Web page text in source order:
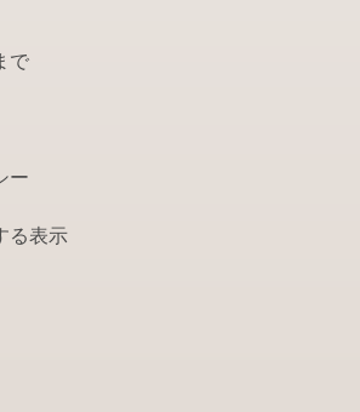
で
ー
る表示